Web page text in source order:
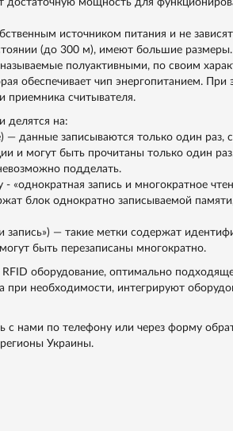
достаточную мощность для
источником питания и не
(до 300 м), имеют большие размеры.
полуактивными, по своим
обеспечивает чип энергопитанием. При
приемника считывателя.
делятся на:
— данные записываются только один раз,
и могут быть прочитаны только один
подделать.
«однократная запись и многократное
блок однократно записываемой
запись») — такие метки содержат
быть перезаписаны многократно.
оборудование, оптимально
необходимости, интегрируют
с нами по телефону или через форму
Украины.